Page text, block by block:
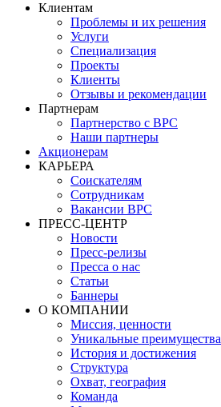
Клиентам
Проблемы и их решения
Услуги
Специализация
Проекты
Клиенты
Отзывы и рекомендации
Партнерам
Партнерство с BPC
Наши партнеры
Акционерам
КАРЬЕРА
Соискателям
Сотрудникам
Вакансии BPC
ПРЕСС-ЦЕНТР
Новости
Пресс-релизы
Пресса о нас
Статьи
Баннеры
О КОМПАНИИ
Миссия, ценности
Уникальные преимущества
История и достижения
Структура
Охват, география
Команда